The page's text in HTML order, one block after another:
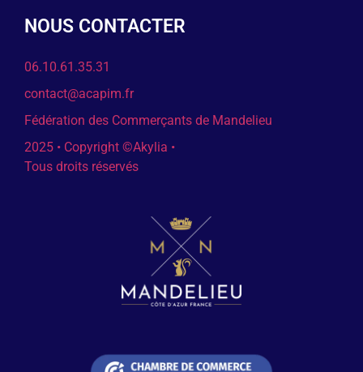
NOUS CONTACTER
06.10.61.35.31
contact@acapim.fr
Fédération des Commerçants de Mandelieu
2025 • Copyright ©Akylia •
Tous droits réservés